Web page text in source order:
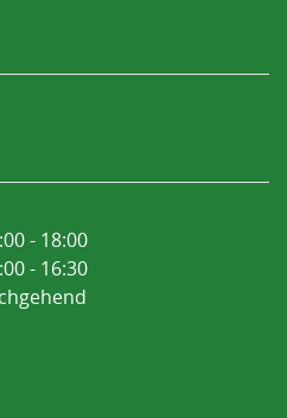
- 18:00
- 16:30